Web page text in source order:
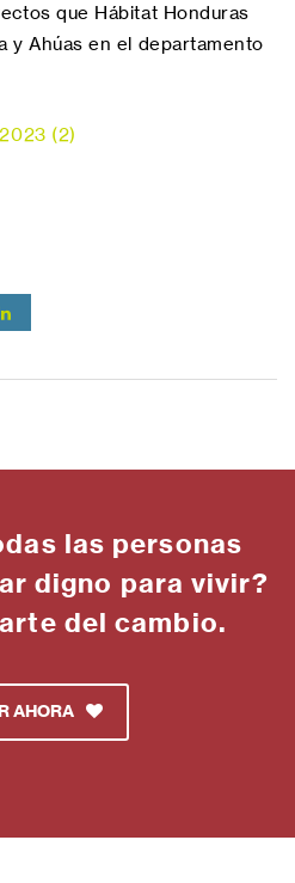
que Hábitat Honduras
y Ahúas en el departamento
(2)
las personas
digno para vivir?
del cambio.
AHORA